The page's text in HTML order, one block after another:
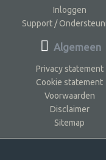
Inloggen
Support /
Algemeen
Privacy statement
Cookie statement
Voorwaarden
Disclaimer
Sitemap